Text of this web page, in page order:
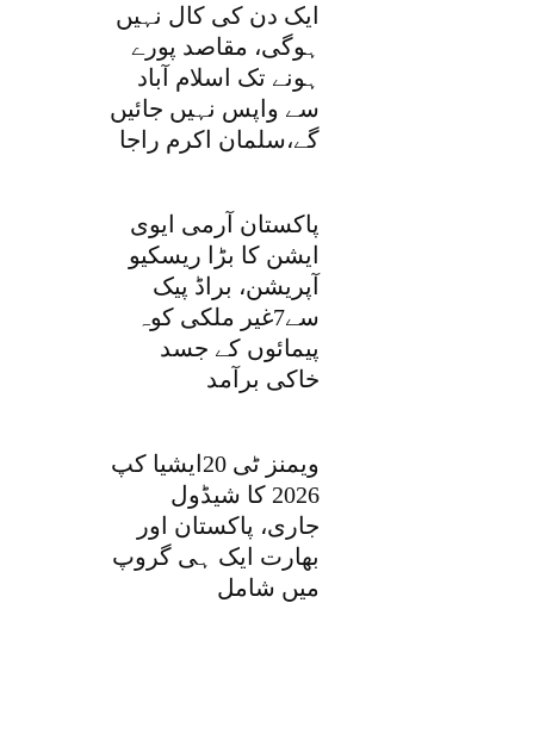
ایک دن کی کال نہیں
ہوگی، مقاصد پورے
ہونے تک اسلام آباد
سے واپس نہیں جائیں
گے،سلمان اکرم راجا
پاکستان آرمی ایوی
ایشن کا بڑا ریسکیو
آپریشن، براڈ پیک
سے7غیر ملکی کوہ
پیمائوں کے جسد
خاکی برآمد
ویمنز ٹی 20ایشیا کپ
2026 کا شیڈول
جاری، پاکستان اور
بھارت ایک ہی گروپ
میں شامل